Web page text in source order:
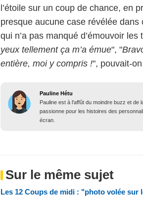
l’étoile sur un coup de chance, en
presque aucune case révélée
qui n’a pas manqué d’émouvoir
yeux tellement ça m’a émue", "
entière, moi y compris !", pouvait-
Pauline Hétu
Pauline est à l'affût du moindre buzz et
passionne pour les histoires des
écran.
Sur le même sujet
Les 12 Coups de midi : "photo volée sur